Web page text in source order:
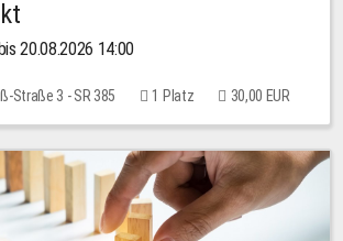
20.08.2026 14:00
Straße 3 - SR 385 1 Platz 30,00 EUR